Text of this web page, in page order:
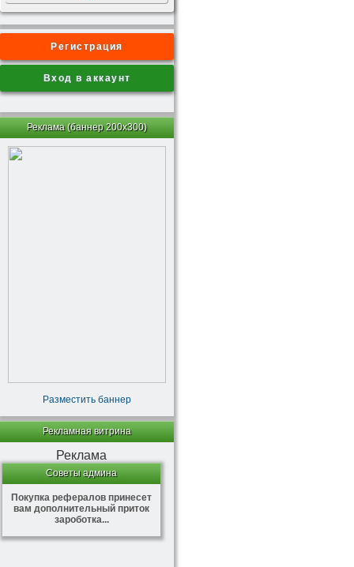
Регистрация
Вход в аккаунт
Реклама (баннер 200x300)
Разместить баннер
Рекламная витрина
Реклама
Советы админа
Покупка рефералов принесет
вам дополнительный приток
зароботка...